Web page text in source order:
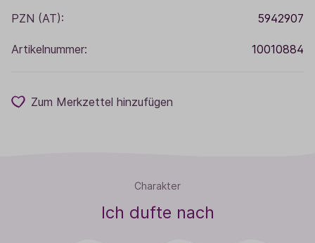
PZN (AT): 5942907
Artikelnummer: 10010884
Zum Merkzettel hinzufügen
Charakter
Ich dufte nach